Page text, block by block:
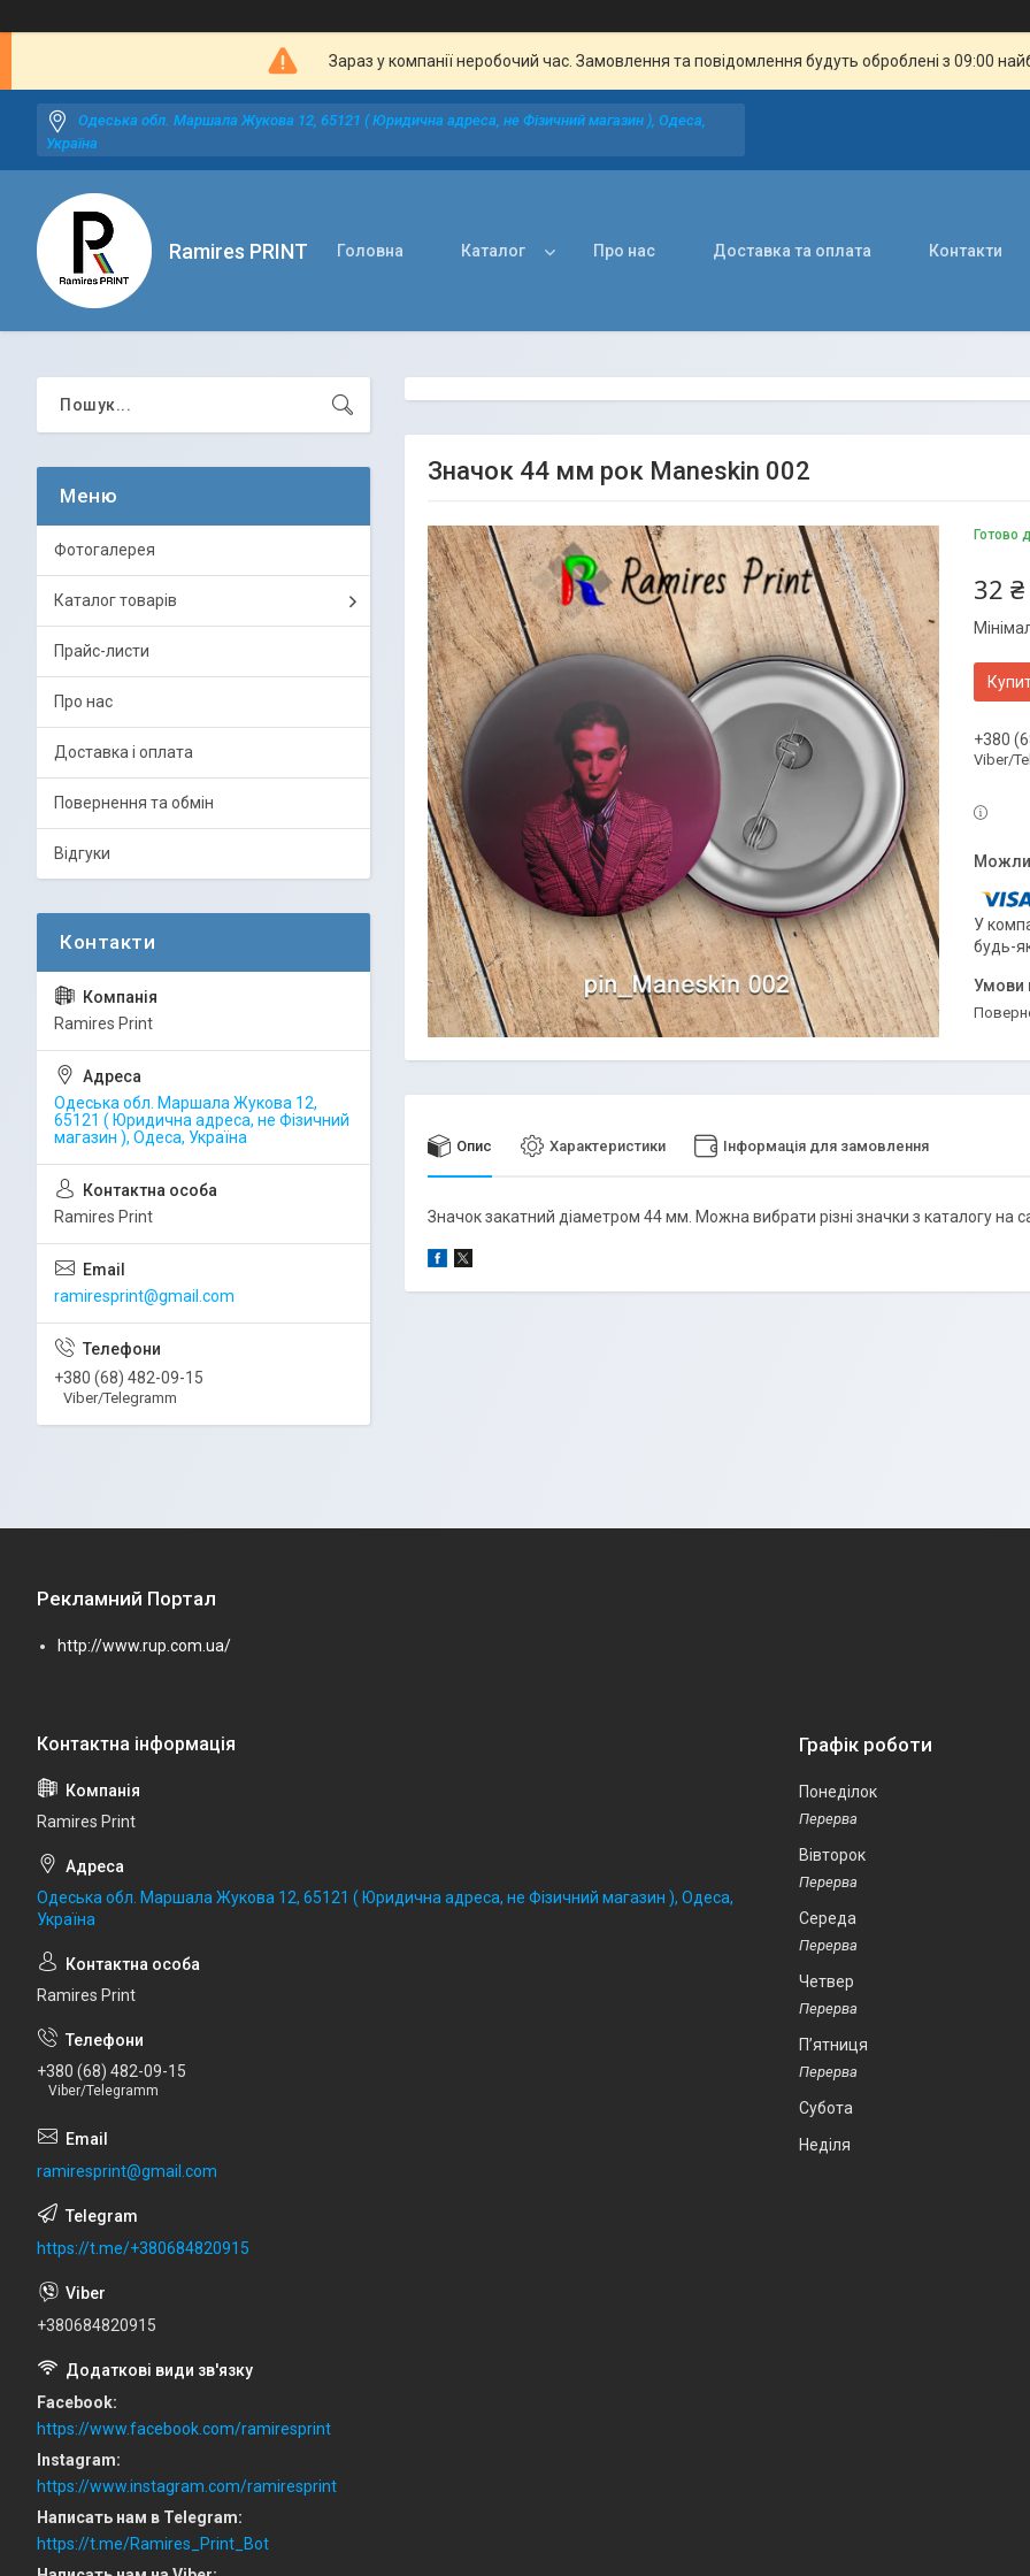
Зараз у компанії неробочий час. Замовлення та повідомлення будуть оброблені з 09:00
Одеська обл. Маршала Жукова 12, 65121 ( Юридична адреса, не Фізичний магазин ), Одеса,
Україна
Ramires PRINT Головна Каталог Про нас Доставка та оплата Контакти
Значок 44 мм рок Maneskin 002
Готово
32 ₴
+380
Viber/
У
будь-
Опис Характеристики Інформація для замовлення
Значок закатний діаметром 44 мм. Можна вибрати різні значки з каталогу на
Фотогалерея
Каталог товарів
Прайс-листи
Про нас
Доставка і оплата
Повернення та обмін
Відгуки
Ramires Print
Одеська обл. Маршала Жукова 12,
65121 ( Юридична адреса, не Фізичний
магазин ), Одеса, Україна
Ramires Print
ramiresprint@gmail.com
+380 (68) 482-09-15
Viber/Telegramm
Рекламний Портал
http://www.rup.com.ua/
Ramires Print
Одеська обл. Маршала Жукова 12, 65121 ( Юридична адреса, не Фізичний магазин ), Одеса,
Україна
Ramires Print
+380 (68) 482-09-15
Viber/Telegramm
ramiresprint@gmail.com
https://t.me/+380684820915
+380684820915
Facebook
https://www.facebook.com/ramiresprint
Instagram
https://www.instagram.com/ramiresprint
Написать нам в Telegram
https://t.me/Ramires_Print_Bot
Графік роботи
Понеділок
Вівторок
Середа
Четвер
Пʼятниця
Субота
Неділя